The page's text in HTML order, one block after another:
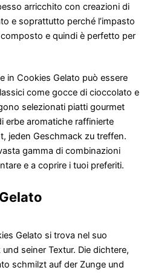
arricchito con creazioni di
e soprattutto perché l’impasto
e quindi è perfetto per
in Cookies Gelato può essere
come gocce di cioccolato e
selezionati piatti gourmet
erbe aromatiche raffinierte
jeden Geschmack zu treffen.
gamma di combinazioni
e a coprire i tuoi preferiti.
Gelato si trova nel suo
seiner Textur. Die dichtere,
schmilzt auf der Zunge und